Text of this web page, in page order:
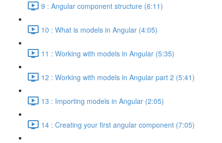
9 : Angular component structure (6:11)
10 : What is models in Angular (4:05)
11 : Working with models in Angular (5:35)
12 : Working with models in Angular part 2 (5:41)
13 : Importing models in Angular (2:05)
14 : Creating your first angular component (7:05)